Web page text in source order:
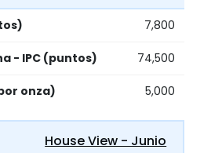
7,800
- IPC (puntos) 74,500
onza) 5,000
House View - Junio